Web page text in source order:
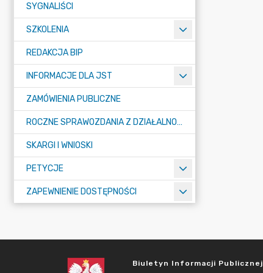
SYGNALIŚCI
SZKOLENIA
REDAKCJA BIP
INFORMACJE DLA JST
ZAMÓWIENIA PUBLICZNE
ROCZNE SPRAWOZDANIA Z DZIAŁALNOŚCI IZBY
SKARGI I WNIOSKI
PETYCJE
ZAPEWNIENIE DOSTĘPNOŚCI
Biuletyn Informacji Publicznej